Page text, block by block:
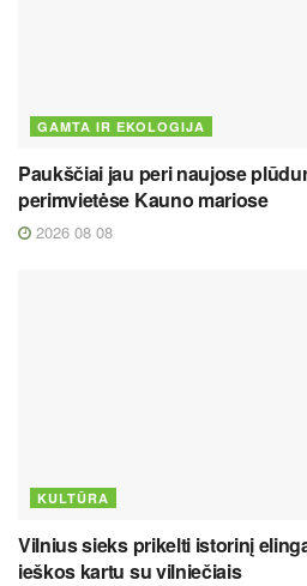
GAMTA IR EKOLOGIJA
Paukščiai jau peri naujose
perimvietėse Kauno mariose
2026 08 08
KULTŪRA
Vilnius sieks prikelti istorinį
ieškos kartu su vilniečiais